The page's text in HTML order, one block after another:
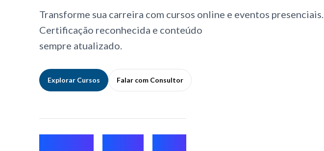
Transforme sua carreira com cursos online e eventos presenciais.
Certificação reconhecida e conteúdo
sempre atualizado.
Explorar Cursos Falar com Consultor